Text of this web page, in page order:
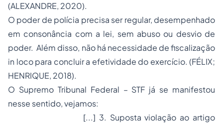
(ALEXANDRE, 2020).
O poder de polícia precisa ser regular, desempenhado
em consonância com a lei, sem abuso ou desvio de
poder. Além disso, não há necessidade de fiscalização
in locopara concluir a efetividade do exercício. (FÉLIX;
HENRIQUE, 2018).
O Supremo Tribunal Federal – STF já se manifestou
nesse sentido, vejamos:
[...] 3. Suposta violação ao artigo